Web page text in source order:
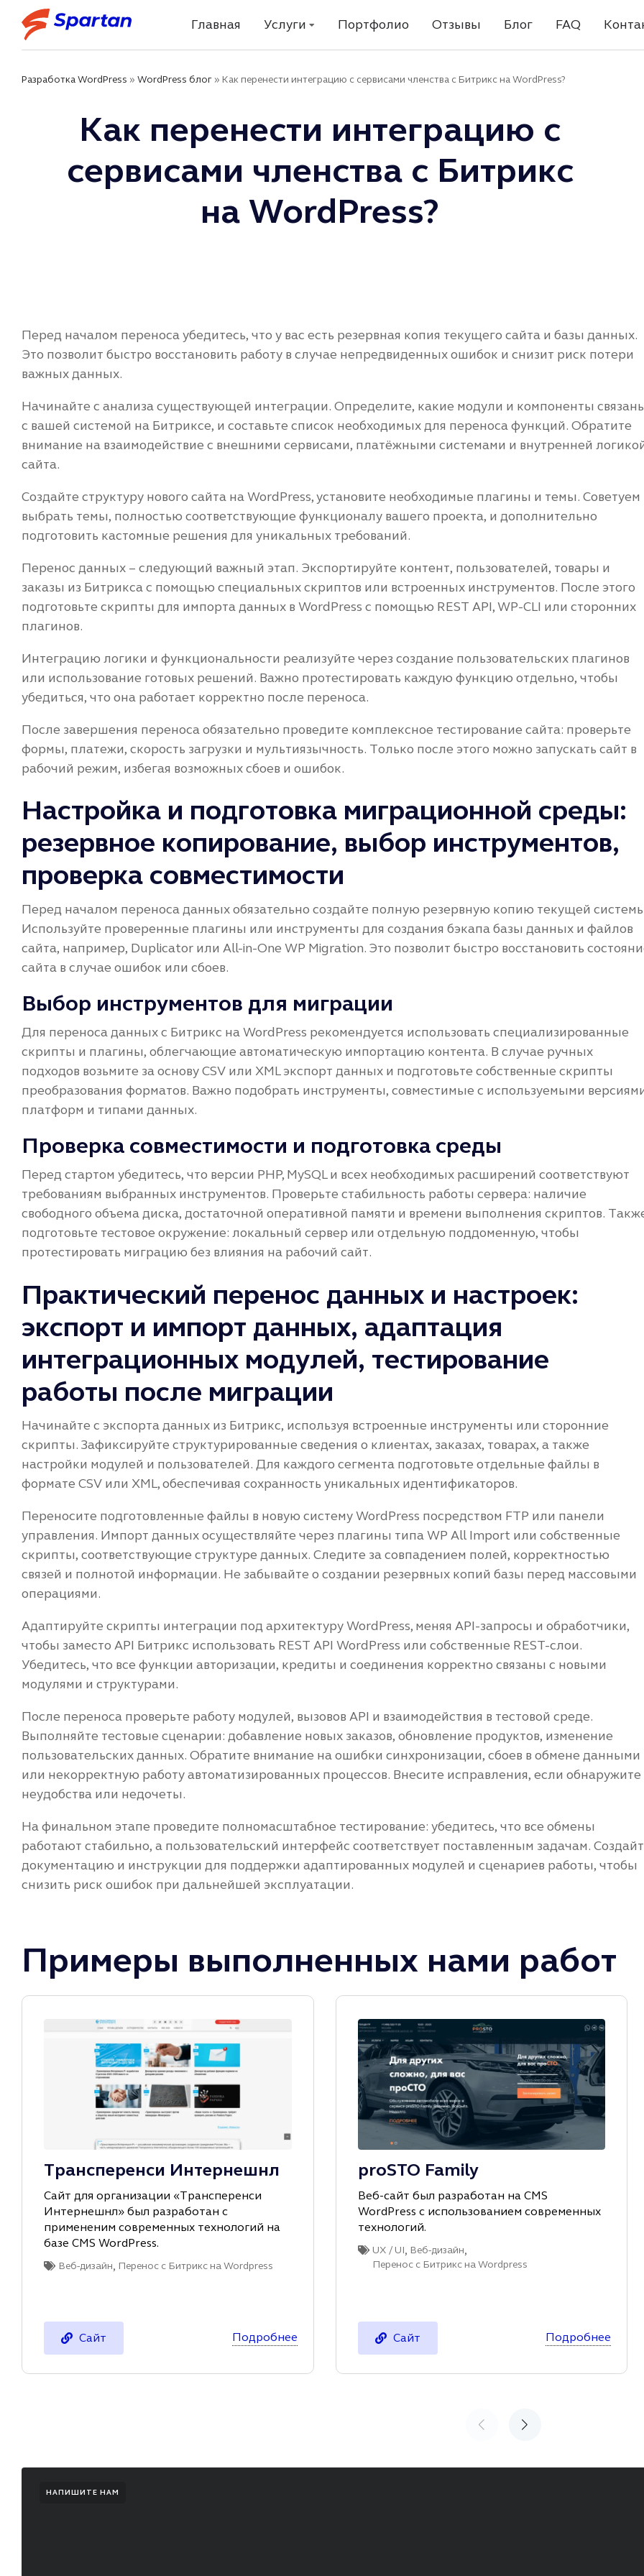
Главная Услуги Портфолио Отзывы Блог FAQ
Разработка WordPress » WordPress блог » Как перенести интеграцию с сервисами членства с Битрикс на WordPress?
Как перенести интеграцию с
сервисами членства с Битрикс
на WordPress?
Перед началом переноса убедитесь, что у вас есть резервная копия текущего сайта и базы данных.
Это позволит быстро восстановить работу в случае непредвиденных ошибок и снизит риск потери
важных данных.
Начинайте с анализа существующей интеграции. Определите, какие модули и компоненты
с вашей системой на Битриксе, и составьте список необходимых для переноса функций. Обратите
внимание на взаимодействие с внешними сервисами, платёжными системами и внутренней
сайта.
Создайте структуру нового сайта на WordPress, установите необходимые плагины и темы. Советуем
выбрать темы, полностью соответствующие функционалу вашего проекта, и дополнительно
подготовить кастомные решения для уникальных требований.
Перенос данных – следующий важный этап. Экспортируйте контент, пользователей, товары и
заказы из Битрикса с помощью специальных скриптов или встроенных инструментов. После этого
подготовьте скрипты для импорта данных в WordPress с помощью REST API, WP-CLI или сторонних
плагинов.
Интеграцию логики и функциональности реализуйте через создание пользовательских плагинов
или использование готовых решений. Важно протестировать каждую функцию отдельно, чтобы
убедиться, что она работает корректно после переноса.
После завершения переноса обязательно проведите комплексное тестирование сайта: проверьте
формы, платежи, скорость загрузки и мультиязычность. Только после этого можно запускать сайт в
рабочий режим, избегая возможных сбоев и ошибок.
Настройка и подготовка миграционной среды:
резервное копирование, выбор инструментов,
проверка совместимости
Перед началом переноса данных обязательно создайте полную резервную копию текущей
Используйте проверенные плагины или инструменты для создания бэкапа базы данных и файлов
сайта, например, Duplicator или All-in-One WP Migration. Это позволит быстро восстановить
сайта в случае ошибок или сбоев.
Выбор инструментов для миграции
Для переноса данных с Битрикс на WordPress рекомендуется использовать специализированные
скрипты и плагины, облегчающие автоматическую импортацию контента. В случае ручных
подходов возьмите за основу CSV или XML экспорт данных и подготовьте собственные скрипты
преобразования форматов. Важно подобрать инструменты, совместимые с используемыми
платформ и типами данных.
Проверка совместимости и подготовка среды
Перед стартом убедитесь, что версии PHP, MySQL и всех необходимых расширений соответствуют
требованиям выбранных инструментов. Проверьте стабильность работы сервера: наличие
свободного объема диска, достаточной оперативной памяти и времени выполнения скриптов.
подготовьте тестовое окружение: локальный сервер или отдельную поддоменную, чтобы
протестировать миграцию без влияния на рабочий сайт.
Практический перенос данных и настроек:
экспорт и импорт данных, адаптация
интеграционных модулей, тестирование
работы после миграции
Начинайте с экспорта данных из Битрикс, используя встроенные инструменты или сторонние
скрипты. Зафиксируйте структурированные сведения о клиентах, заказах, товарах, а также
настройки модулей и пользователей. Для каждого сегмента подготовьте отдельные файлы в
формате CSV или XML, обеспечивая сохранность уникальных идентификаторов.
Переносите подготовленные файлы в новую систему WordPress посредством FTP или панели
управления. Импорт данных осуществляйте через плагины типа WP All Import или собственные
скрипты, соответствующие структуре данных. Следите за совпадением полей, корректностью
связей и полнотой информации. Не забывайте о создании резервных копий базы перед массовыми
операциями.
Адаптируйте скрипты интеграции под архитектуру WordPress, меняя API-запросы и обработчики,
чтобы заместо API Битрикс использовать REST API WordPress или собственные REST-слои.
Убедитесь, что все функции авторизации, кредиты и соединения корректно связаны с новыми
модулями и структурами.
После переноса проверьте работу модулей, вызовов API и взаимодействия в тестовой среде.
Выполняйте тестовые сценарии: добавление новых заказов, обновление продуктов, изменение
пользовательских данных. Обратите внимание на ошибки синхронизации, сбоев в обмене данными
или некорректную работу автоматизированных процессов. Внесите исправления, если обнаружите
неудобства или недочеты.
На финальном этапе проведите полномасштабное тестирование: убедитесь, что все обмены
работают стабильно, а пользовательский интерфейс соответствует поставленным задачам.
документацию и инструкции для поддержки адаптированных модулей и сценариев работы, чтобы
снизить риск ошибок при дальнейшей эксплуатации.
Примеры выполненных нами работ
Трансперенси Интернешнл
Сайт для организации «Трансперенси
Интернешнл» был разработан с
примененим современных технологий на
базе CMS WordPress.
Веб-дизайн, Перенос с Битрикс на Wordpress
Сайт Подробнее
proSTO Family
Веб-сайт был разработан на CMS
WordPress с иcпользованием современных
технологий.
UX / UI, Веб-дизайн,
Перенос с Битрикс на Wordpress
Сайт Подробнее
НАПИШИТЕ НАМ